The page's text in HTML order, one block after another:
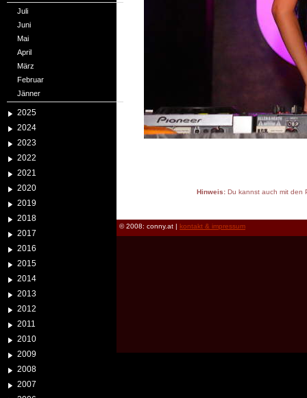
Juli
Juni
Mai
April
März
Februar
Jänner
2025
2024
2023
2022
2021
2020
2019
2018
2017
2016
2015
2014
2013
2012
2011
2010
2009
2008
2007
Hinweis:Du kannst auch mit den
© 2008: conny.at | kontakt & impressum